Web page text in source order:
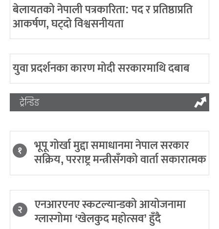
बेलायतको नेपाली पत्रकारिता: पद र प्रतिष्ठाप्रति
आकर्षण, घट्दो विश्वसनीयता
युवा प्रदर्शनका कारण मोदी सरकारमाथि दबाब
ट्रेन्डिङ
१ भूपू गोर्खा मुद्दा समाधानमा नेपाल सरकार
सक्रिय, परराष्ट्र मन्त्रीसँगको वार्ता सकारात्मक
२ एनआरएनए स्कटल्यान्डको आयोजनामा
ग्लास्गोमा ‘खेलकुद महोत्सव’ हुँदै